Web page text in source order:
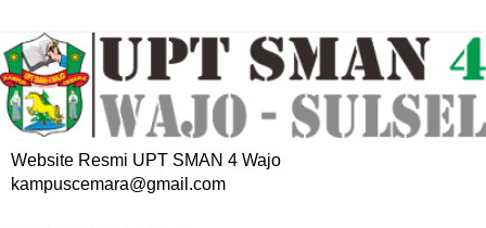
Website Resmi UPT SMAN 4 Wajo
kampuscemara@gmail.com